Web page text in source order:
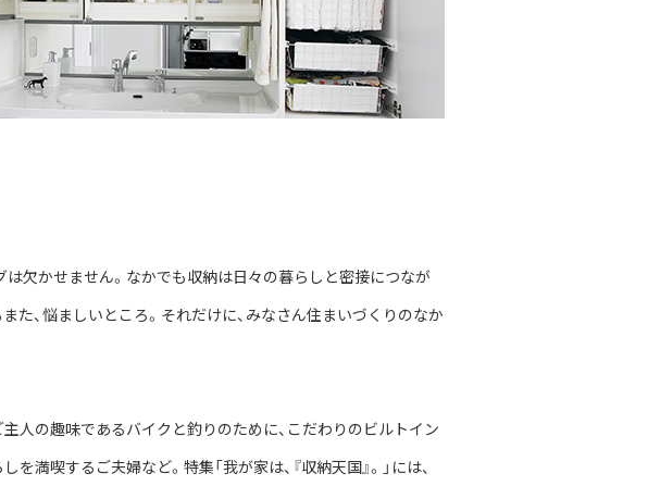
欠かせません。なかでも収納は日々の暮らしと密接につなが
、悩ましいところ。それだけに、みなさん住まいづくりのなか
人の趣味であるバイクと釣りのために、こだわりのビルトイン
喫するご夫婦など。特集「我が家は、『収納天国』。」には、